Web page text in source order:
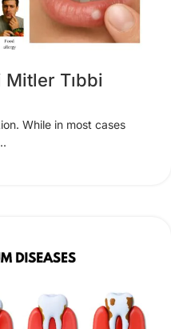
Mitler Tıbbi
While in most cases